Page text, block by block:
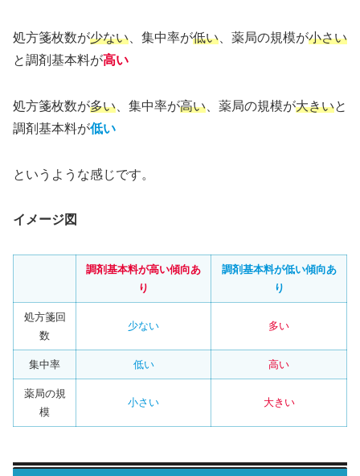
処方箋枚数が少ない 、集中率が低い 、薬局の規模が小さい
と調剤基本料が高い
処方箋枚数が多い 、集中率が高い 、薬局の規模が大きいと
調剤基本料が低い
というような感じです。
イメージ図
調剤基本料が高い傾向あ
り
調剤基本料が低い傾向あ
り
処方箋回
数
少ない 多い
集中率 低い 高い
薬局の規
模
小さい 大きい